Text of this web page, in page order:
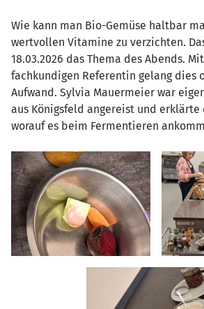
Wie kann man Bio-Gemüse haltbar
wertvollen Vitamine zu verzichten.
18.03.2026 das Thema des Abends.
fachkundigen Referentin gelang dies
Aufwand. Sylvia Mauermeier war
aus Königsfeld angereist und erklärte
worauf es beim Fermentieren